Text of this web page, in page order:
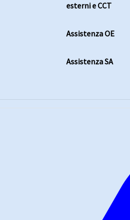
esterni e CCT
Assistenza OE
Assistenza SA